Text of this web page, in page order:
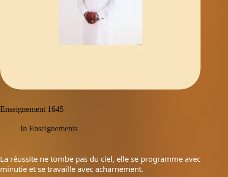
Enseignement 1645
In Enseignements
La réussite ne tombe pas du ciel, elle se programme avec
minutie et se travaille avec acharnement.